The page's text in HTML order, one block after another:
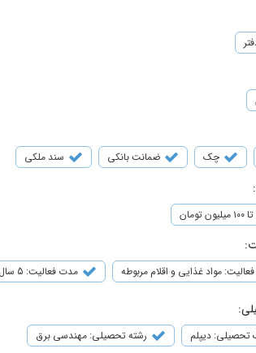
چک ضمانت بانکی سند ملکی
مواد غذایی و اقلام مربوطه مدت فعالیت: 5 سال
تحصیلی: دیپلم رشته تحصیلی: مهندسی برق